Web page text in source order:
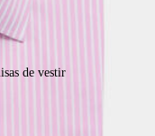
de vestir